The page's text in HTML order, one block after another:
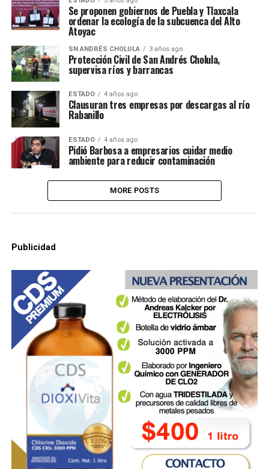
Se proponen gobiernos de Puebla y Tlaxcala
ordenar la ecología de la subcuenca del Alto
Atoyac
SN ANDRÉS CHOLULA 3 años ago
Protección Civil de San Andrés Cholula,
supervisa ríos y barrancas
ESTADO 4 años ago
Clausuran tres empresas por descargas al río
Rabanillo
ESTADO 4 años ago
Pidió Barbosa a empresarios cuidar medio
ambiente para reducir contaminación
MORE POSTS
Publicidad